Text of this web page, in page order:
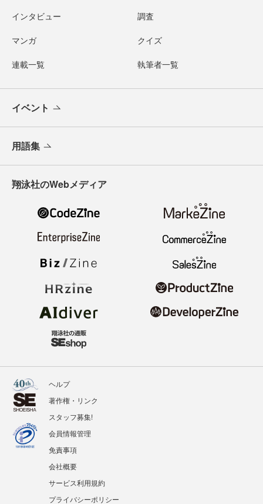
インタビュー 調査
マンガ クイズ
連載一覧 執筆者一覧
イベント
用語集
翔泳社のWebメディア
ヘルプ
著作権・リンク
スタッフ募集!
会員情報管理
免責事項
会社概要
サービス利用規約
プライバシーポリシー